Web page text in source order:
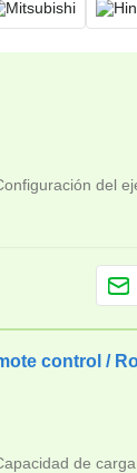
del
control /
de carga